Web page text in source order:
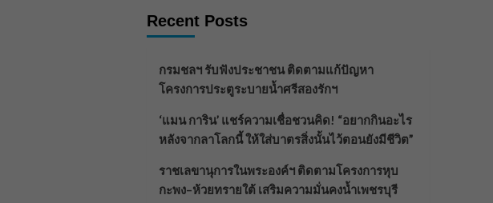
Recent Posts
กรมชลฯ รับฟังประชาชน ติดตามแก้ปัญหา
โครงการประตูระบายน้ำศรีสองรักฯ
‘แมน การิน’ แชร์ความเชื่อชวนคิด! “อยากกินอะไร
หลังจากลาโลกนี้ ให้ใส่บาตรสิ่งนั้นไว้ตอนยังมีชีวิต”
ราชเลขานุการในพระองค์ฯ ติดตามโครงการหุบ
กะพง–ห้วยทรายใต้ เสริมความมั่นคงน้ำเพชรบุรี